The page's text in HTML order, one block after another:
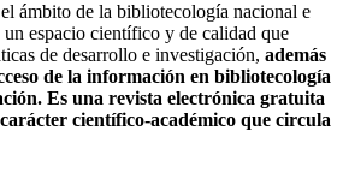
ámbito de la bibliotecología nacional e
espacio científico y de calidad que
de desarrollo e investigación, además
de la información en bibliotecología
Es una revista electrónica gratuita
científico-académico que circula